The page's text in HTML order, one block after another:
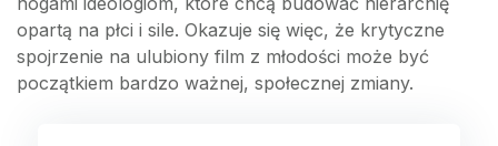
opartą na płci i sile. Okazuje się więc, że krytyczne
spojrzenie na ulubiony film z młodości może być
początkiem bardzo ważnej, społecznej zmiany.